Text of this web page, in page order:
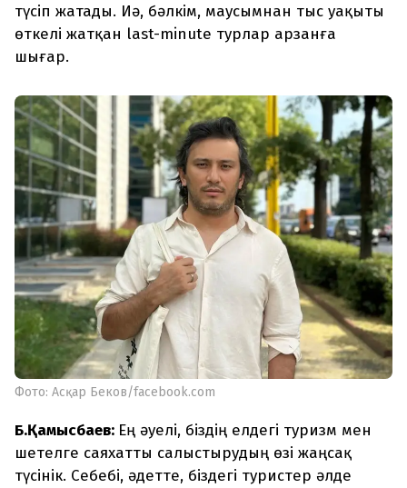
түсіп жатады. Иә, бәлкім, маусымнан тыс уақыты
өткелі жатқан last-minute турлар арзанға
шығар.
Фото: Асқар Беков/facebook.com
Б.Қамысбаев: Ең әуелі, біздің елдегі туризм мен
шетелге саяхатты салыстырудың өзі жаңсақ
түсінік. Себебі, әдетте, біздегі туристер әлде